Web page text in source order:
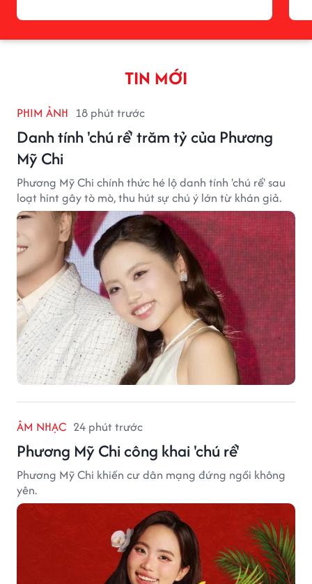
TIN MỚI
PHIM ẢNH 18 phút trước
Danh tính 'chú rể' trăm tỷ của Phương
Mỹ Chi
Phương Mỹ Chi chính thức hé lộ danh tính 'chú rể' sau
loạt hint gây tò mò, thu hút sự chú ý lớn từ khán giả.
ÂM NHẠC 24 phút trước
Phương Mỹ Chi công khai 'chú rể'
Phương Mỹ Chi khiến cư dân mạng đứng ngồi không
yên.